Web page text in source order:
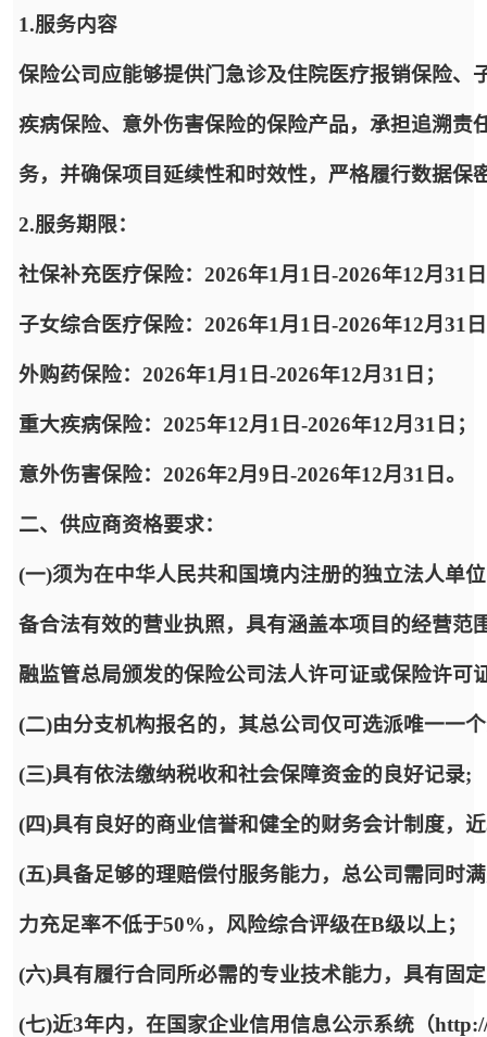
1.服务内容
保险公司应能够提供门急诊及住院医疗报销保险
疾病保险、意外伤害保险的保险产品，承担追溯
务，并确保项目延续性和时效性，严格履行数据保
2.服务期限：
社保补充医疗保险：2026年1月1日-2026年12月31
子女综合医疗保险：2026年1月1日-2026年12月31
外购药保险：2026年1月1日-2026年12月31日；
重大疾病保险：2025年12月1日-2026年12月31日；
意外伤害保险：2026年2月9日-2026年12月31日。
二、供应商资格要求：
(一)须为在中华人民共和国境内注册的独立法人单
备合法有效的营业执照，具有涵盖本项目的经营
融监管总局颁发的保险公司法人许可证或保险许可
(二)由分支机构报名的，其总公司仅可选派唯一一
(三)具有依法缴纳税收和社会保障资金的良好记录;
(四)具有良好的商业信誉和健全的财务会计制度，
(五)具备足够的理赔偿付服务能力，总公司需同时
力充足率不低于50%，风险综合评级在B级以上；
(六)具有履行合同所必需的专业技术能力，具有固
(七)近3年内，在国家企业信用信息公示系统（